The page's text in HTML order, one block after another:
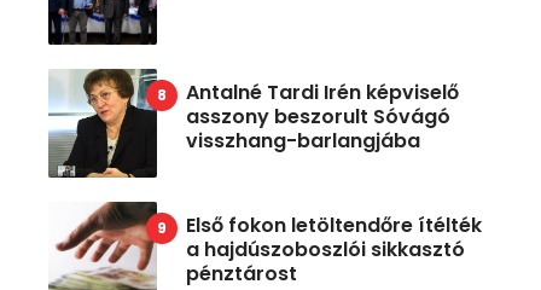
Antalné Tardi Irén képviselő
asszony beszorult Sóvágó
visszhang-barlangjába
Első fokon letöltendőre ítélték
a hajdúszoboszlói sikkasztó
pénztárost